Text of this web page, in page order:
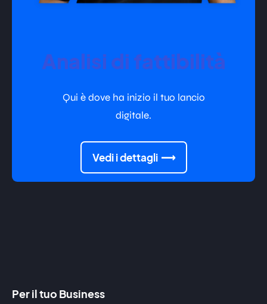
Analisi di fattibilità
Qui è dove ha inizio il tuo lancio
digitale.
Vedi i dettagli
Per il tuo Business